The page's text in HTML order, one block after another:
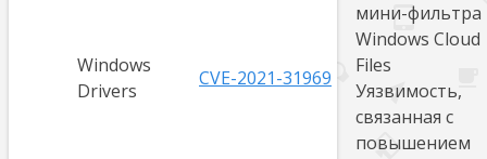
Windows
Drivers
CVE-2021-31969
мини-фильтра
Windows Cloud
Files
Уязвимость,
связанная с
повышением